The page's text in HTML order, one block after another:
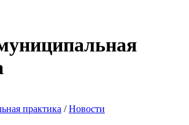
практика /Новости